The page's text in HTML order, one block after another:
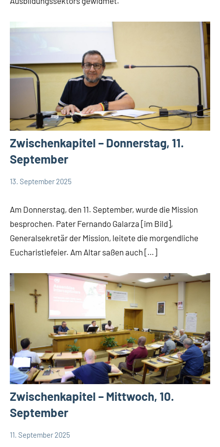
App-
Zwischenkapitel – Donnerstag, 11.
September
App-
intern
App-
Weisheit
13. September 2025
Hubert
Am Donnerstag, den 11. September, wurde die Mission
besprochen. Pater Fernando Galarza [im Bild],
Generalsekretär der Mission, leitete die morgendliche
Eucharistiefeier. Am Altar saßen auch […]
Zwischenkapitel – Mittwoch, 10.
September
App-
11. September 2025
Hubert